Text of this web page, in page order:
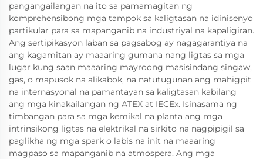
pangangailangan na ito sa pamamagitan ng
komprehensibong mga tampok sa kaligtasan na idinisenyo
partikular para sa mapanganib na industriyal na kapaligiran.
Ang sertipikasyon laban sa pagsabog ay nagagarantiya na
ang kagamitan ay maaaring gumana nang ligtas sa mga
lugar kung saan maaaring mayroong masisindang singaw,
gas, o mapusok na alikabok, na natutugunan ang mahigpit
na internasyonal na pamantayan sa kaligtasan kabilang
ang mga kinakailangan ng ATEX at IECEx. Isinasama ng
timbangan para sa mga kemikal na planta ang mga
intrinsikong ligtas na elektrikal na sirkito na nagpipigil sa
paglikha ng mga spark o labis na init na maaaring
magpaso sa mapanganib na atmospera. Ang mga